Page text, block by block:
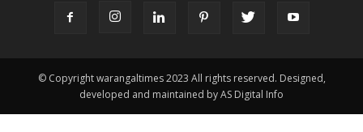
© Copyright warangaltimes 2023 All rights reserved. Designed,
developed and maintained by AS Digital Info